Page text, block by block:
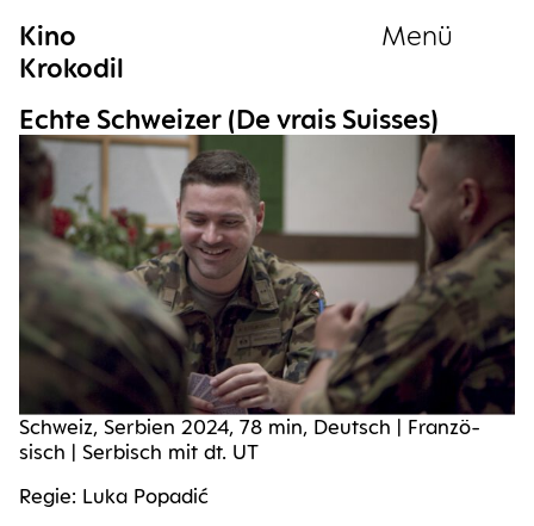
Kino
Krokodil
Menü
Ech­te Schwei­zer (De vrais Suisses)
Schweiz, Ser­bi­en 2024, 78 min, Deutsch | Fran­zö­
sisch | Ser­bisch mit dt. UT
Regie: Luka Popadić